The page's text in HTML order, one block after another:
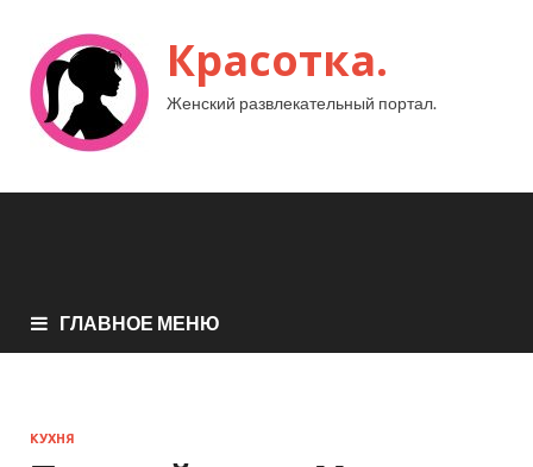
Красотка.
Женский развлекательный портал.
ГЛАВНОЕ МЕНЮ
КУХНЯ